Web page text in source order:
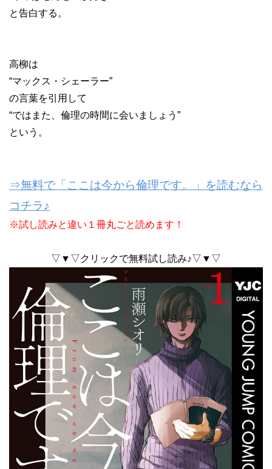
と告白する。
高柳は
“マックス・シェーラー”
の言葉を引用して
“ではまた、倫理の時間に会いましょう”
という。
⇒無料で「ここは今から倫理です。」を読むなら
コチラ♪
※試し読みと違い１冊丸ごと読めます！
▽▼▽クリックで無料試し読み♪▽▼▽